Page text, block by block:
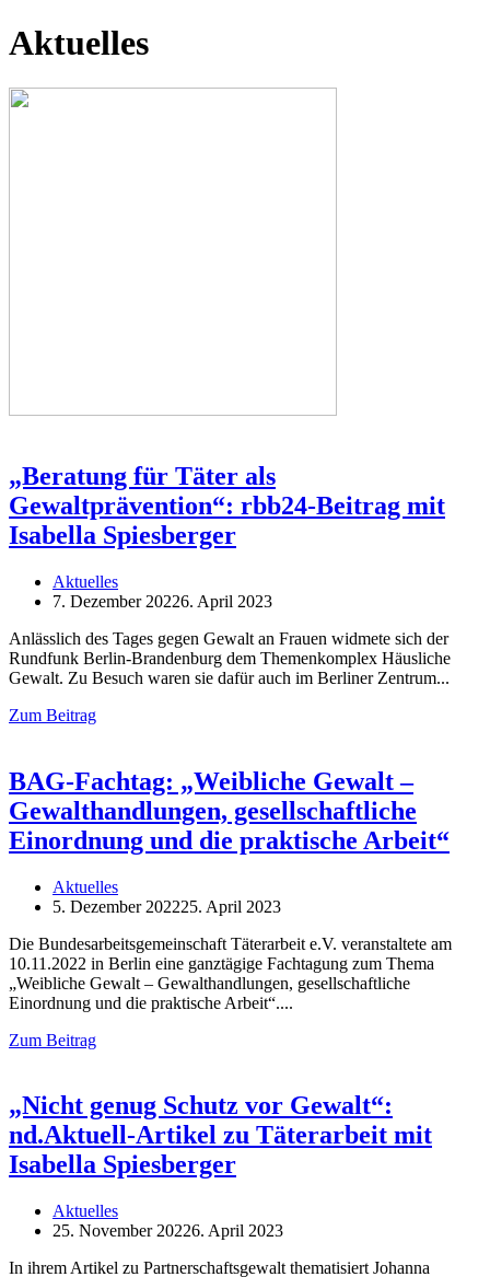
Aktuelles
„Beratung für Täter als
Gewaltprävention“: rbb24-Beitrag mit
Isabella Spiesberger
Aktuelles
7. Dezember 20226. April 2023
Anlässlich des Tages gegen Gewalt an Frauen widmete sich der
Rundfunk Berlin-Brandenburg dem Themenkomplex Häusliche
Gewalt. Zu Besuch waren sie dafür auch im Berliner Zentrum
Zum Beitrag
BAG-Fachtag: „Weibliche Gewalt –
Gewalthandlungen, gesellschaftliche
Einordnung und die praktische Arbeit“
Aktuelles
5. Dezember 202225. April 2023
Die Bundesarbeitsgemeinschaft Täterarbeit e.V. veranstaltete am
10.11.2022 in Berlin eine ganztägige Fachtagung zum Thema
„Weibliche Gewalt – Gewalthandlungen, gesellschaftliche
Einordnung und die praktische Arbeit“.
Zum Beitrag
„Nicht genug Schutz vor Gewalt“:
nd.Aktuell-Artikel zu Täterarbeit mit
Isabella Spiesberger
Aktuelles
25. November 20226. April 2023
In ihrem Artikel zu Partnerschaftsgewalt thematisiert Johanna